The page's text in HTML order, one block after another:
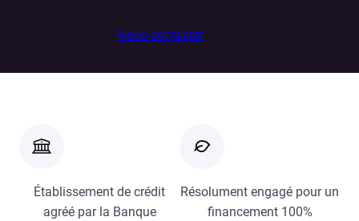
Nous contacter
Établissement de crédit
agréé par la Banque
Résolument engagé pour un
financement 100%